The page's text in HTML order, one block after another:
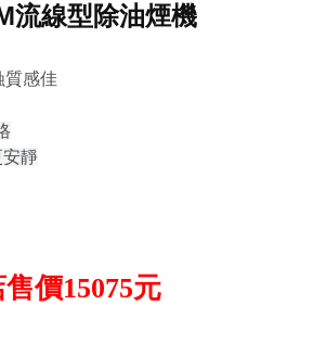
流線型除油煙機
質感佳
靜
價15075元